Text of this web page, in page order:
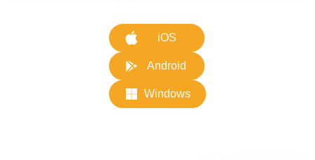
iOS
Android
Windows